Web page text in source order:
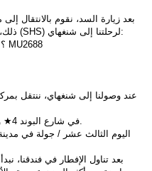
ذلك، نقوم بالانتقال إلى مطار ييتشانغ سانشيا (SHS) لرحلتنا إلى شنغهاي:
؟ الرحلة: الخطوط الجوية الشرقية الصينية MU2688
فندقنا: فندق SSAW Boutique في شارع البوند 4★ وما يماثله.